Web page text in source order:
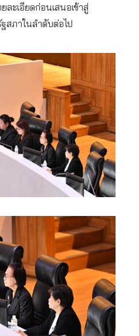
ละเอียดก่อนเสนอเข้าสู่
สภาในลำดับต่อไป